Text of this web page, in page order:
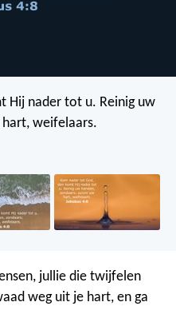
Hij nader tot u. Reinig uw
hart, weifelaars.
jullie die twijfelen
weg uit je hart, en ga